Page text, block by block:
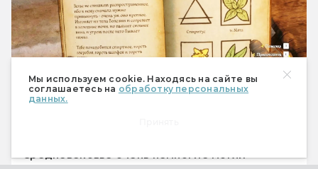
Мы используем cookie. Находясь на сайте вы
соглашаетесь на обработку персональных
данных.
Средневековье очень немногие могли